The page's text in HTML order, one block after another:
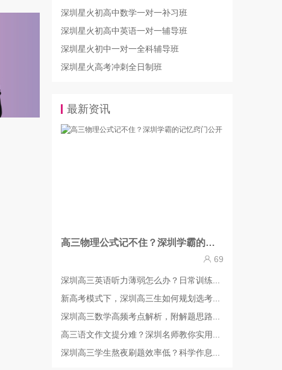
深圳星火初高中数学一对一补习班
深圳星火初高中英语一对一辅导班
深圳星火初中一对一全科辅导班
深圳星火高考冲刺全日制班
最新资讯
高三物理公式记不住？深圳学霸的记忆窍门公开
69
深圳高三英语听力薄弱怎么办？日常训练...
新高考模式下，深圳高三生如何规划选考...
深圳高三数学高频考点解析，附解题思路...
高三语文作文提分难？深圳名师教你实用...
深圳高三学生熬夜刷题效率低？科学作息...